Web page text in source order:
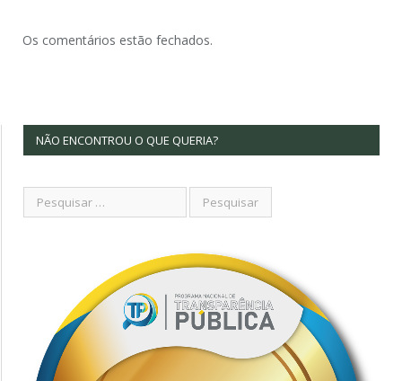
Os comentários estão fechados.
NÃO ENCONTROU O QUE QUERIA?